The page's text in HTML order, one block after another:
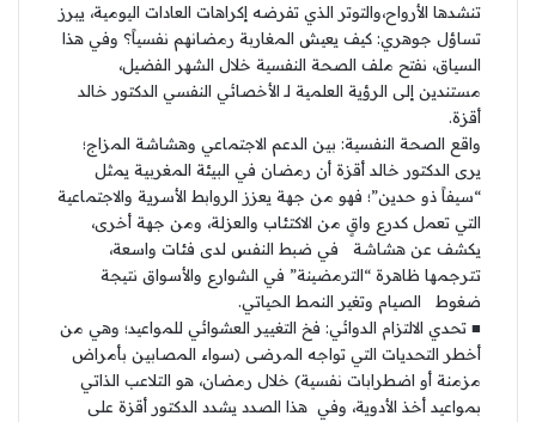
تنشدها الأرواح،والتوتر الذي تفرضه إكراهات العادات اليومية، يبرز
تساؤل جوهري: كيف يعيش المغاربة رمضانهم نفسياً؟ وفي هذا
السياق، نفتح ملف الصحة النفسية خلال الشهر الفضيل،
مستندين إلى الرؤية العلمية لـ الأخصائي النفسي الدكتور خالد
أقزة.
واقع الصحة النفسية: بين الدعم الاجتماعي وهشاشة المزاج؛ ​
يرى الدكتور خالد أقزة أن رمضان في البيئة المغربية يمثل
“سيفاً ذو حدين”؛ فهو من جهة يعزز الروابط الأسرية والاجتماعية
التي تعمل كدرع واقٍ من الاكتئاب والعزلة، ومن جهة أخرى،
يكشف عن هشاشة في ضبط النفس لدى فئات واسعة،
تترجمها ظاهرة “الترمضينة” في الشوارع والأسواق نتيجة
ضغوط الصيام وتغير النمط الحياتي.
■ ​تحدي الالتزام الدوائي: فخ التغيير العشوائي للمواعيد​؛ وهي من
أخطر التحديات التي تواجه المرضى (سواء المصابين بأمراض
مزمنة أو اضطرابات نفسية) خلال رمضان، هو التلاعب الذاتي
بمواعيد أخذ الأدوية، وفي هذا الصدد يشدد الدكتور أقزة على